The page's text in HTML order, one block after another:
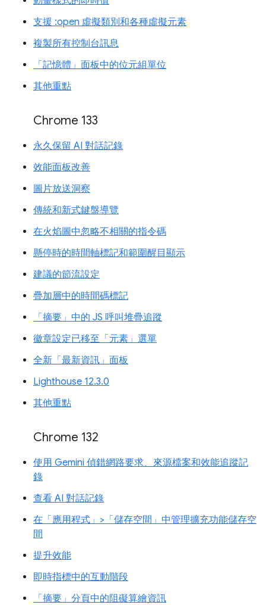
支援 :open 虛擬類別和各種虛擬元素
複製所有控制台訊息
「記憶體」面板中的位元組單位
其他重點
Chrome 133
永久保留 AI 對話記錄
效能面板改善
圖片放送洞察
傳統和新式鍵盤導覽
在火焰圖中忽略不相關的指令碼
懸停時的時間軸標記和範圍醒目顯示
建議的節流設定
疊加層中的時間碼標記
「摘要」中的 JS 呼叫堆疊追蹤
徽章設定已移至「元素」選單
全新「最新資訊」面板
Lighthouse 12.3.0
其他重點
Chrome 132
使用 Gemini 偵錯網路要求、來源檔案和效能追蹤記
錄
查看 AI 對話記錄
在「應用程式」>「儲存空間」中管理擴充功能儲存空
間
提升效能
即時指標中的互動階段
「摘要」分頁中的阻礙算繪資訊